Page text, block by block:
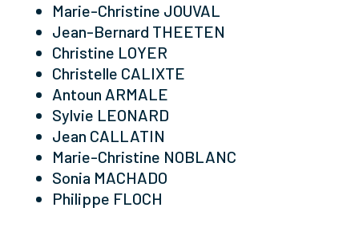
Marie-Christine JOUVAL
Jean-Bernard THEETEN
Christine LOYER
Christelle CALIXTE
Antoun ARMALE
Sylvie LEONARD
Jean CALLATIN
Marie-Christine NOBLANC
Sonia MACHADO
Philippe FLOCH